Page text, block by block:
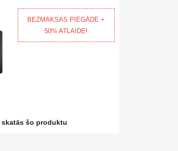
BEZMAKSAS PIEGĀDE +
50% ATLAIDE!
skatās šo produktu